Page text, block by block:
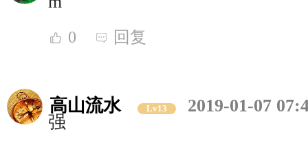
0 回复
高山流水 Lv13
2019-01-07
强